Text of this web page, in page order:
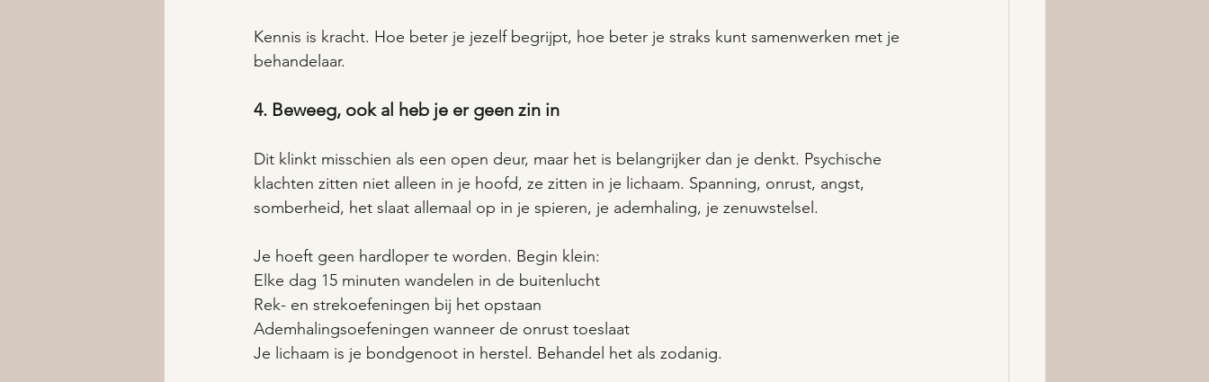
Kennis is kracht. Hoe beter je jezelf begrijpt, hoe beter je straks kunt samenwerken met je
behandelaar.
4. Beweeg, ook al heb je er geen zin in
Dit klinkt misschien als een open deur, maar het is belangrijker dan je denkt. Psychische
klachten zitten niet alleen in je hoofd, ze zitten in je lichaam. Spanning, onrust, angst,
somberheid, het slaat allemaal op in je spieren, je ademhaling, je zenuwstelsel.
Je hoeft geen hardloper te worden. Begin klein:
Elke dag 15 minuten wandelen in de buitenlucht
Rek- en strekoefeningen bij het opstaan
Ademhalingsoefeningen wanneer de onrust toeslaat
Je lichaam is je bondgenoot in herstel. Behandel het als zodanig.